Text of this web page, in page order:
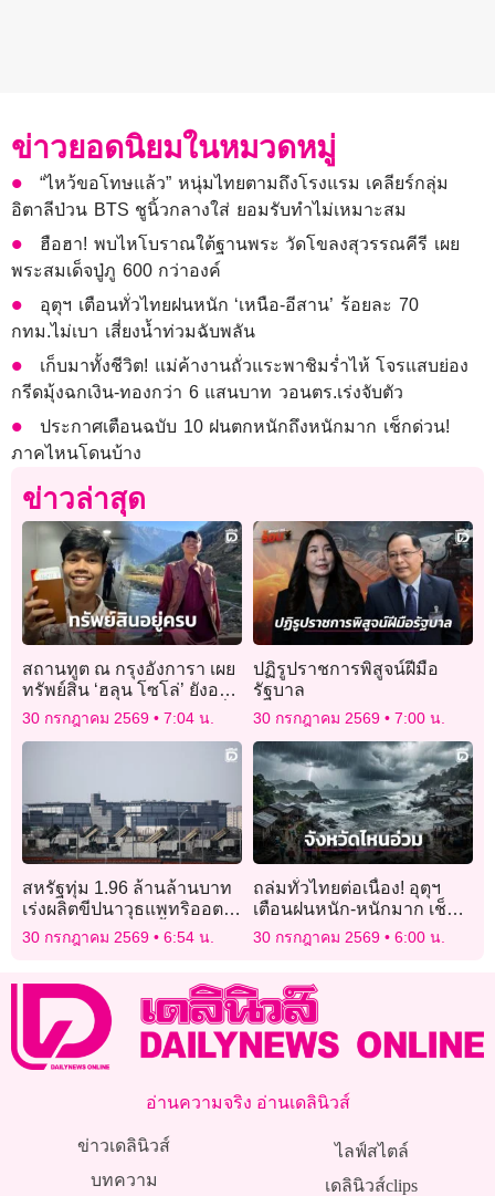
ข่าวยอดนิยมในหมวดหมู่
“ไหว้ขอโทษแล้ว” หนุ่มไทยตามถึงโรงแรม เคลียร์กลุ่ม
อิตาลีป่วน BTS ชูนิ้วกลางใส่ ยอมรับทำไม่เหมาะสม
ฮือฮา! พบไหโบราณใต้ฐานพระ วัดโขลงสุวรรณคีรี เผย
พระสมเด็จปู่ภู 600 กว่าองค์
อุตุฯ เตือนทั่วไทยฝนหนัก ‘เหนือ-อีสาน’ ร้อยละ 70
กทม.ไม่เบา เสี่ยงน้ำท่วมฉับพลัน
เก็บมาทั้งชีวิต! แม่ค้างานถั่วแระพาชิมร่ำไห้ โจรแสบย่อง
กรีดมุ้งฉกเงิน-ทองกว่า 6 แสนบาท วอนตร.เร่งจับตัว
ประกาศเตือนฉบับ 10 ฝนตกหนักถึงหนักมาก เช็กด่วน!
ภาคไหนโดนบ้าง
ข่าวล่าสุด
สถานทูต ณ กรุงอังการา เผย
ทรัพย์สิน ‘ฮลุน โซโล่’ ยังอยู่
ครบ เร่งประสานจอร์เจียคลี่
ทุกข้อสงสัย
30 กรกฎาคม 2569 7:04 น.
ปฏิรูปราชการพิสูจน์ฝีมือ
รัฐบาล
30 กรกฎาคม 2569 7:00 น.
สหรัฐทุ่ม 1.96 ล้านล้านบาท
เร่งผลิตขีปนาวุธแพทริออต
รับมือสงครามยืดเยื้อ
30 กรกฎาคม 2569 6:54 น.
ถล่มทั่วไทยต่อเนื่อง! อุตุฯ
เตือนฝนหนัก-หนักมาก เช็กด่
วนจังหวัดไหนอ่วมบ้าง
30 กรกฎาคม 2569 6:00 น.
อ่านความจริง อ่านเดลินิวส์
ข่าวเดลินิวส์
บทความ
ไลฟ์สไตล์
เดลินิวส์clips